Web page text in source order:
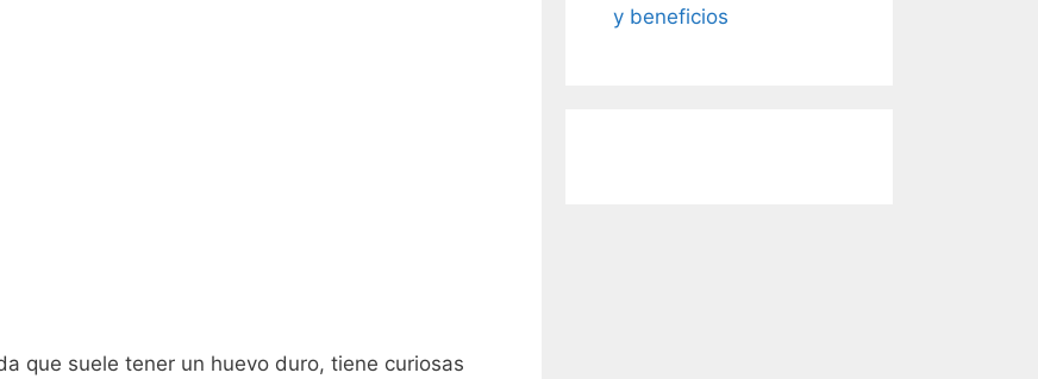
que suele tener un huevo duro, tiene curiosas
y beneficios